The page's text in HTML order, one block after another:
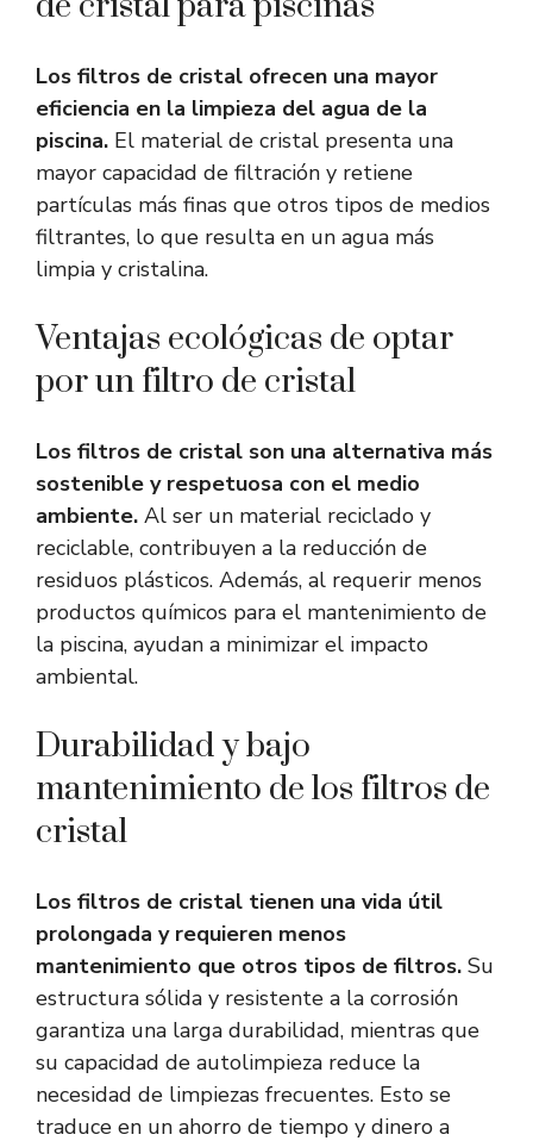
Los filtros de cristal ofrecen una mayor
eficiencia en la limpieza del agua de la
piscina. El material de cristal presenta una
mayor capacidad de filtración y retiene
partículas más finas que otros tipos de medios
filtrantes, lo que resulta en un agua más
limpia y cristalina.
Ventajas ecológicas de optar
por un filtro de cristal
Los filtros de cristal son una alternativa más
sostenible y respetuosa con el medio
ambiente. Al ser un material reciclado y
reciclable, contribuyen a la reducción de
residuos plásticos. Además, al requerir menos
productos químicos para el mantenimiento de
la piscina, ayudan a minimizar el impacto
ambiental.
Durabilidad y bajo
mantenimiento de los filtros de
cristal
Los filtros de cristal tienen una vida útil
prolongada y requieren menos
mantenimiento que otros tipos de filtros. Su
estructura sólida y resistente a la corrosión
garantiza una larga durabilidad, mientras que
su capacidad de autolimpieza reduce la
necesidad de limpiezas frecuentes. Esto se
traduce en un ahorro de tiempo y dinero a